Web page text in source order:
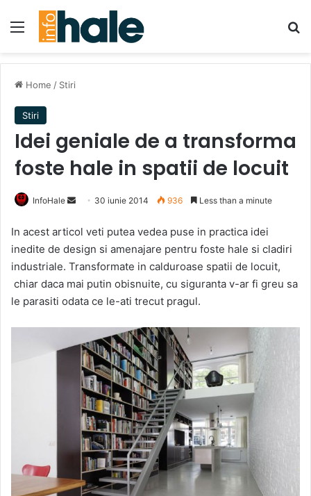
Menu
Home / Stiri
Stiri
Idei geniale de a transforma
foste hale in spatii de locuit
InfoHale
Send
email
30 iunie 2014 936 Less than a minute
In acest articol veti putea vedea puse in practica idei
inedite de design si amenajare pentru foste hale si cladiri
industriale. Transformate in calduroase spatii de locuit,
chiar daca mai putin obisnuite, cu siguranta v-ar fi greu sa
le parasiti odata ce le-ati trecut pragul.